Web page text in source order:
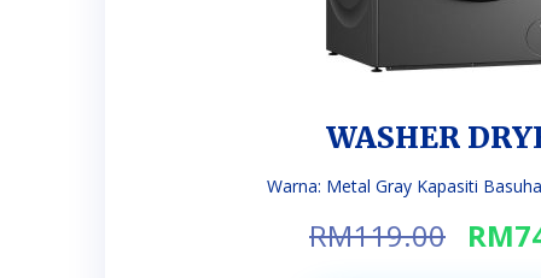
WASHER
Warna: Metal Gray Kapasiti
RM119.00 RM